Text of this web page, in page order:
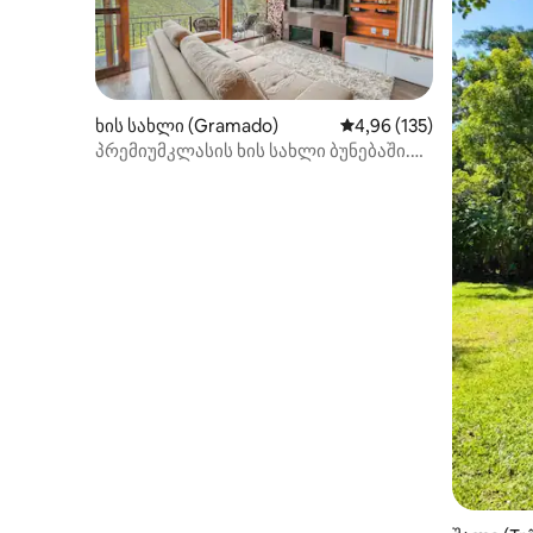
ხის სახლი (Gramado) საშუალო შეფასებაა
4,96 (135)
პრემიუმკლასის ხის სახლი ბუნებაში.